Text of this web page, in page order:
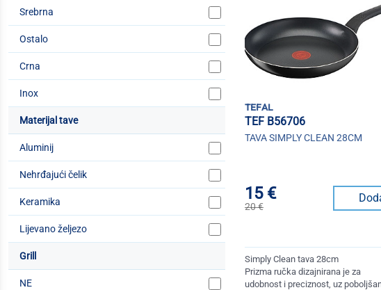
Srebrna
Ostalo
Crna
Inox
Materijal tave
Aluminij
Nehrđajući čelik
Keramika
Lijevano željezo
Grill
NE
tefal
TEF B56706
TAVA SIMPLY CLEAN 28CM
15 €
20 €
Simply Clean tava 28cm
Prizma ručka dizajnirana je za
udobnost i preciznost, uz